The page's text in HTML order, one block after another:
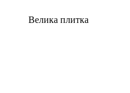
Велика плитка